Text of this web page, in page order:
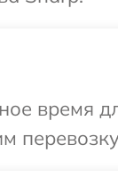
время